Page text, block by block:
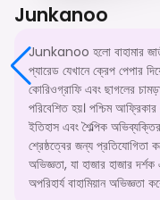
Junkanoo
Junkanoo হলো বাহামার
প্যারেড যেখানে ক্রেপ পেপার
কোরিওগ্রাফি এবং ছাগলের
পরিবেশিত হয়। পশ্চিম
ইতিহাস এবং শৈল্পিক
শ্রেষ্ঠত্বের জন্য প্রতিযোগিতা
অভিজ্ঞতা, যা হাজার হাজার
অপরিহার্য বাহামিয়ান অভিজ্ঞতা